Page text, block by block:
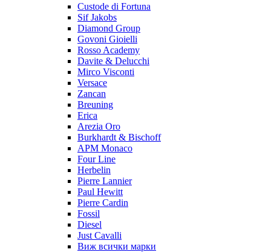
Custode di Fortuna
Sif Jakobs
Diamond Group
Govoni Gioielli
Rosso Academy
Davite & Delucchi
Mirco Visconti
Versace
Zancan
Breuning
Erica
Arezia Oro
Burkhardt & Bischoff
APM Monaco
Four Line
Herbelin
Pierre Lannier
Paul Hewitt
Pierre Cardin
Fossil
Diesel
Just Cavalli
Виж всички марки